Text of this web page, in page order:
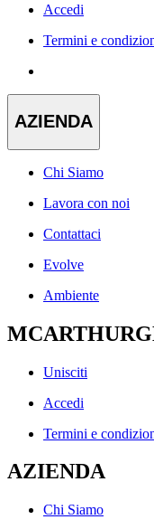
Accedi
Termini e
AZIENDA
Chi Siamo
Lavora con noi
Contattaci
Evolve
Ambiente
Unisciti
Accedi
Termini e
AZIENDA
Chi Siamo